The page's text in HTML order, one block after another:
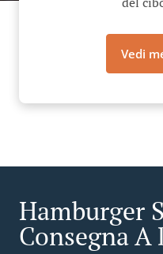
Vedi
Hamburger
Consegna A